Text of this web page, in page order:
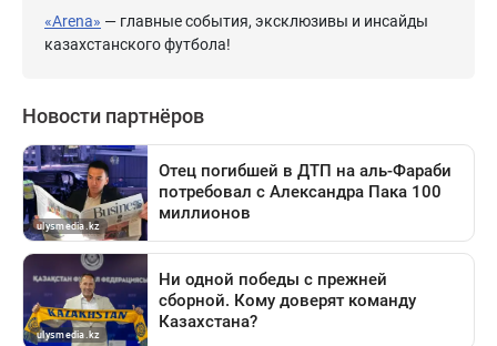
«Arena» — главные события, эксклюзивы и инсайды
казахстанского футбола!